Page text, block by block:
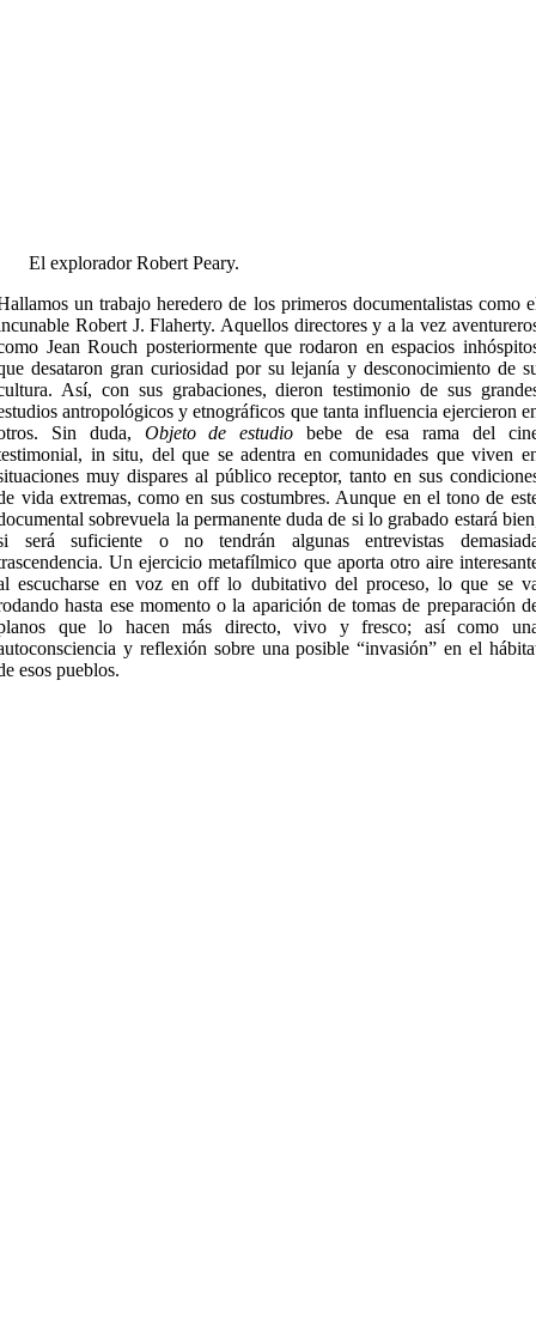
El explorador Robert Peary.
un trabajo heredero de los primeros documentalistas como
Robert J. Flaherty. Aquellos directores y a la vez
Jean Rouch posteriormente que rodaron en espacios
desataron gran curiosidad por su lejanía y desconocimiento de
Así, con sus grabaciones, dieron testimonio de sus
antropológicos y etnográficos que tanta influencia ejercieron
Sin duda, Objeto de estudio bebe de esa rama del
in situ, del que se adentra en comunidades que viven
muy dispares al público receptor, tanto en sus
vida extremas, como en sus costumbres. Aunque en el tono de
sobrevuela la permanente duda de si lo grabado estará
será suficiente o no tendrán algunas entrevistas
Un ejercicio metafílmico que aporta otro aire
escucharse en voz en off lo dubitativo del proceso, lo que se
hasta ese momento o la aparición de tomas de preparación
que lo hacen más directo, vivo y fresco; así como
y reflexión sobre una posible “invasión” en el
esos pueblos.